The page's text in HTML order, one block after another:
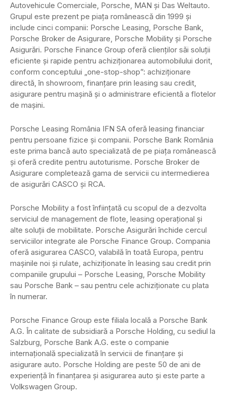
Autovehicule Comerciale, Porsche, MAN şi Das Weltauto.
Grupul este prezent pe piaţa românească din 1999 şi
include cinci companii: Porsche Leasing, Porsche Bank,
Porsche Broker de Asigurare, Porsche Mobility şi Porsche
Asigurări. Porsche Finance Group oferă clienţilor săi soluţii
eficiente şi rapide pentru achiziţionarea automobilului dorit,
conform conceptului „one-stop-shop”: achiziţionare
directă, în showroom, finanţare prin leasing sau credit,
asigurare pentru maşină şi o administrare eficientă a flotelor
de maşini.
Porsche Leasing România IFN SA oferă leasing financiar
pentru persoane fizice şi companii. Porsche Bank România
este prima bancă auto specializată de pe piaţa românească
şi oferă credite pentru autoturisme. Porsche Broker de
Asigurare completează gama de servicii cu intermedierea
de asigurări CASCO şi RCA.
Porsche Mobility a fost înfiinţată cu scopul de a dezvolta
serviciul de management de flote, leasing operaţional şi
alte soluţii de mobilitate. Porsche Asigurări închide cercul
serviciilor integrate ale Porsche Finance Group. Compania
oferă asigurarea CASCO, valabilă în toată Europa, pentru
maşinile noi şi rulate, achiziţionate în leasing sau credit prin
companiile grupului – Porsche Leasing, Porsche Mobility
sau Porsche Bank – sau pentru cele achiziţionate cu plata
în numerar.
Porsche Finance Group este filiala locală a Porsche Bank
A.G. În calitate de subsidiară a Porsche Holding, cu sediul la
Salzburg, Porsche Bank A.G. este o companie
internaţională specializată în servicii de finanţare şi
asigurare auto. Porsche Holding are peste 50 de ani de
experienţă în finanţarea şi asigurarea auto şi este parte a
Volkswagen Group.